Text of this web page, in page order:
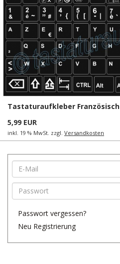
Tastaturaufkleber Französisch
5,99 EUR
inkl. 19 % MwSt. zzgl. Versandkosten
Passwort vergessen?
Neu Registrierung